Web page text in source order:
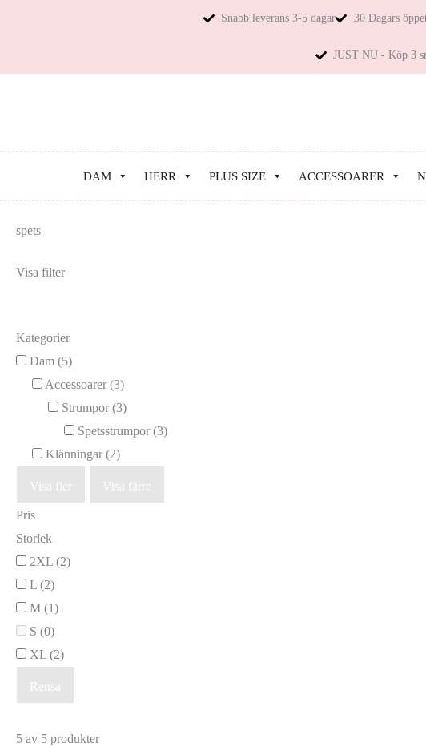
Snabb leverans 3-5 dagar 30 Dagars
JUST NU - Köp 3
DAM HERR PLUS SIZE ACCESSOARER
spets
Visa filter
Kategorier
Dam (5)
Accessoarer (3)
Strumpor (3)
Spetsstrumpor (3)
Klänningar (2)
Visa fler Visa färre
Pris
Storlek
2XL (2)
L (2)
M (1)
S (0)
XL (2)
Rensa
5 av 5 produkter